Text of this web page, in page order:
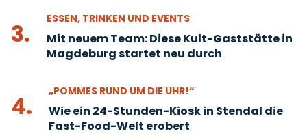
3. ESSEN, TRINKEN UND EVENTS
Mit neuem Team: Diese Kult-Gaststätte in
Magdeburg startet neu durch
4. „POMMES RUND UM DIE UHR!“
Wie ein 24-Stunden-Kiosk in Stendal die
Fast-Food-Welt erobert